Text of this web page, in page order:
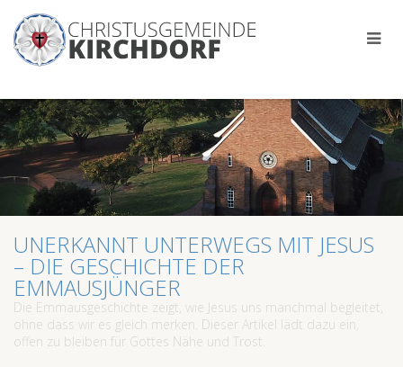
UNERKANNT UNTERWEGS MIT JESUS
– DIE GESCHICHTE DER
EMMAUSJÜNGER
Die Emmausgeschichte zeigt, wie Jesus uns manchmal begleitet,
ohne dass wir es gleich merken. Dieser Artikel lädt dazu ein,
offen zu bleiben für Gottes Nähe und Trost.